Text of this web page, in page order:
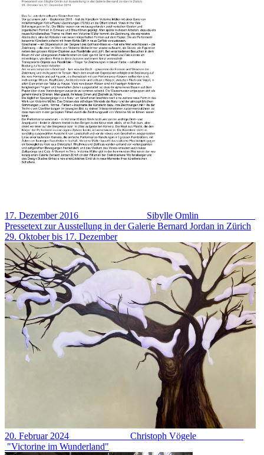
17. Dezember 2016 Sibylle Omlin
Pressetext zur Ausstellung in der Galerie Bernard Jordan in Zürich
29. Oktober bis 17. Dezember
20. Februar 2024 Christoph Vögele
"Victorine im Wunderland"